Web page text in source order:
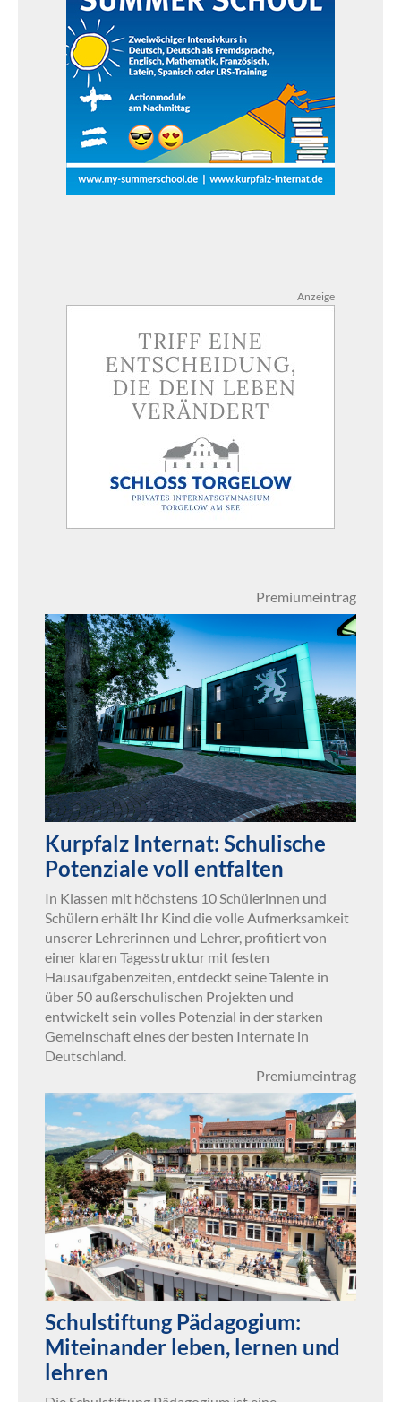
Anzeige
Premiumeintrag
Kurpfalz Internat: Schulische
Potenziale voll entfalten
In Klassen mit höchstens 10 Schülerinnen und
Schülern erhält Ihr Kind die volle Aufmerksamkeit
unserer Lehrerinnen und Lehrer, profitiert von
einer klaren Tagesstruktur mit festen
Hausaufgabenzeiten, entdeckt seine Talente in
über 50 außerschulischen Projekten und
entwickelt sein volles Potenzial in der starken
Gemeinschaft eines der besten Internate in
Deutschland.
Premiumeintrag
Schulstiftung Pädagogium:
Miteinander leben, lernen und
lehren